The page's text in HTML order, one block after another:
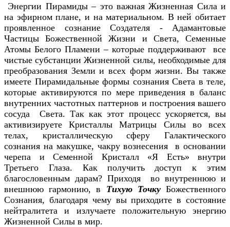
Энергии Пирамиды – это важная Жизненная Сила и
на эфирном плане, и на материальном. В ней обитает
проявленное сознание Создателя - Адамантовые
Частицы Божественной Жизни и Света, Семенные
Атомы Белого Пламени – которые поддерживают все
чистые субстанции Жизненной силы, необходимые для
преобразования Земли и всех форм жизни. Вы также
имеете Пирамидальные формы сознания Света в теле,
которые активируются по мере приведения в баланс
внутренних частотных паттернов и построения вашего
сосуда Света. Так как этот процесс ускоряется, вы
активизируете Кристаллы Матрицы Силы во всех
телах, кристаллическую сферу Галактического
сознания на макушке, чакру вознесения в основании
черепа и Семенной Кристалл «Я Есть» внутри
Третьего Глаза. Как получить доступ к этим
благословенным дарам? Приходя во внутреннюю и
внешнюю гармонию, в Тихую ТочкуБожественного
Сознания, благодаря чему вы приходите в состояние
нейтралитета и излучаете положительную энергию
Жизненной Силы в мир.